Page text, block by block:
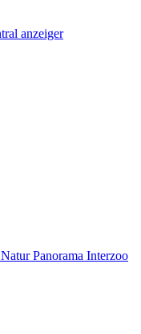
anzeiger
Panorama Interzoo